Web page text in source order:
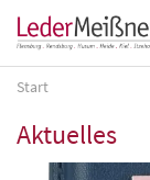
Start
Aktuelles